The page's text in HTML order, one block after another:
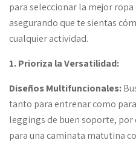
para seleccionar la mejor
asegurando que te sientas
cualquier actividad.
1. Prioriza la Versatilidad:
Diseños Multifuncionales:
tanto para entrenar como
leggings de buen soporte,
para una caminata matutina